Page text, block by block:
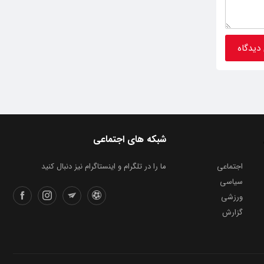
شبکه های اجتماعی
ما را در تلگرام و اینستاگرام نیز دنبال کنید
اجتماعی
سیاسی
ورزشی
گزارش